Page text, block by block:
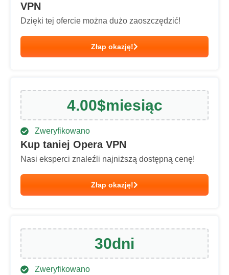
VPN
Dzięki tej ofercie można dużo zaoszczędzić!
Złap okazję!
4.00$miesiąc
Zweryfikowano
Kup taniej Opera VPN
Nasi eksperci znaleźli najniższą dostępną cenę!
Złap okazję!
30dni
Zweryfikowano